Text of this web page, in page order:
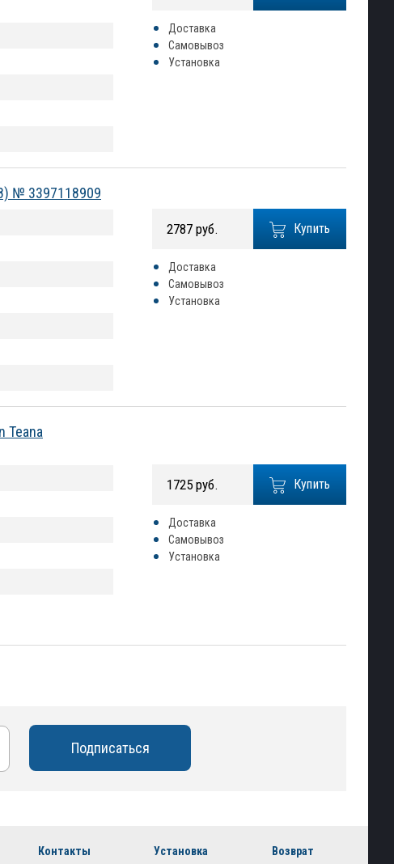
Доставка
Самовывоз
Установка
№ 3397118909
Купить
2787 руб.
Доставка
Самовывоз
Установка
Teana
Купить
1725 руб.
Доставка
Самовывоз
Установка
Контакты Установка Возврат